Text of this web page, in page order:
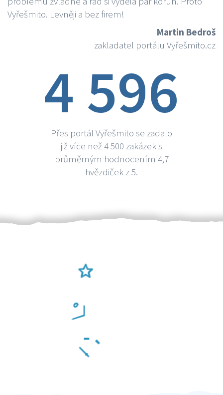
Vyřešmito. Levněji a bez firem!
Martin Bedroš
zakladatel portálu Vyřešmito.cz
4 596
Přes portál Vyřešmito se zadalo
již více než 4 500 zakázek s
průměrným hodnocením 4,7
hvězdiček z 5.